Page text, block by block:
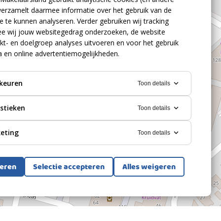
daarmee informatie over het gebruik van de
te kunnen analyseren. Verder gebruiken wij tracking
wij jouw websitegedrag onderzoeken, de website
en doelgroep analyses uitvoeren en voor het gebruik
en online advertentiemogelijkheden.
Toon details
Toon details
Toon details
Selectie accepteren Alles weigeren